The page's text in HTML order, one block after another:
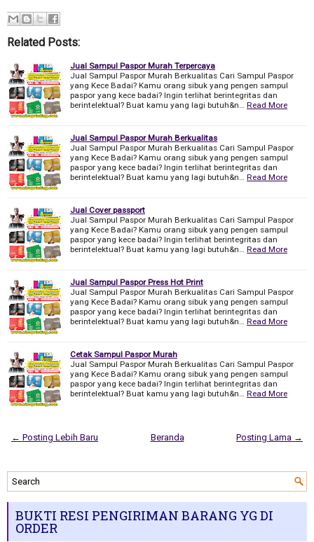
Related Posts:
Jual Sampul Paspor Murah Terpercaya
Jual Sampul Paspor Murah Berkualitas Cari Sampul Paspor
yang Kece Badai? Kamu orang sibuk yang pengen sampul
paspor yang kece badai? Ingin terlihat berintegritas dan
berintelektual? Buat kamu yang lagi butuh&n… Read More
Jual Sampul Paspor Murah Berkualitas
Jual Sampul Paspor Murah Berkualitas Cari Sampul Paspor
yang Kece Badai? Kamu orang sibuk yang pengen sampul
paspor yang kece badai? Ingin terlihat berintegritas dan
berintelektual? Buat kamu yang lagi butuh&n… Read More
Jual Cover passport
Jual Sampul Paspor Murah Berkualitas Cari Sampul Paspor
yang Kece Badai? Kamu orang sibuk yang pengen sampul
paspor yang kece badai? Ingin terlihat berintegritas dan
berintelektual? Buat kamu yang lagi butuh&n… Read More
Jual Sampul Paspor Press Hot Print
Jual Sampul Paspor Murah Berkualitas Cari Sampul Paspor
yang Kece Badai? Kamu orang sibuk yang pengen sampul
paspor yang kece badai? Ingin terlihat berintegritas dan
berintelektual? Buat kamu yang lagi butuh&n… Read More
Cetak Sampul Paspor Murah
Jual Sampul Paspor Murah Berkualitas Cari Sampul Paspor
yang Kece Badai? Kamu orang sibuk yang pengen sampul
paspor yang kece badai? Ingin terlihat berintegritas dan
berintelektual? Buat kamu yang lagi butuh&n… Read More
← Posting Lebih Baru Posting Lama →
Beranda
BUKTI RESI PENGIRIMAN BARANG YG DI
ORDER